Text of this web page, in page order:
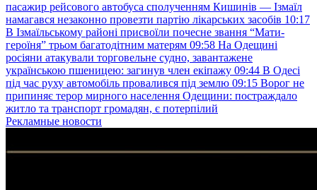
пасажир рейсового автобуса сполученням Кишинів — Ізмаїл
намагався незаконно провезти партію лікарських засобів 10:17
В Ізмаїльському районі присвоїли почесне звання “Мати-
героїня” трьом багатодітним матерям 09:58 На Одещині
росіяни атакували торговельне судно, завантажене
українською пшеницею: загинув член екіпажу 09:44 В Одесі
під час руху автомобіль провалився під землю 09:15 Ворог не
припиняє терор мирного населення Одещини: постраждало
житло та транспорт громадян, є потерпілий
Рекламные новости